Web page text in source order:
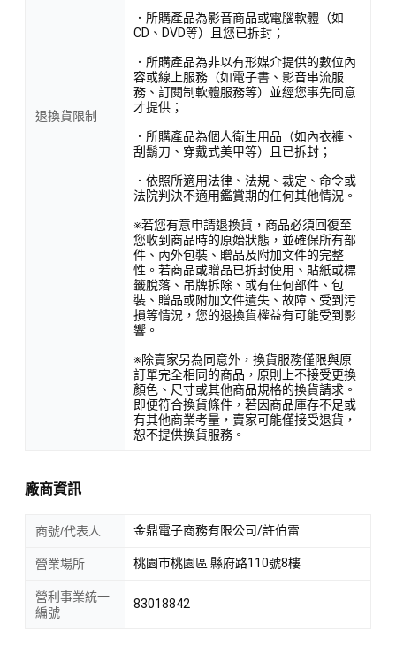
退換貨限制
．所購產品為影音商品或電腦軟體（如
CD、DVD等）且您已拆封；
．所購產品為非以有形媒介提供的數位內
容或線上服務（如電子書、影音串流服
務、訂閱制軟體服務等）並經您事先同意
才提供；
．所購產品為個人衛生用品（如內衣褲、
刮鬍刀、穿戴式美甲等）且已拆封；
．依照所適用法律、法規、裁定、命令或
法院判決不適用鑑賞期的任何其他情況。
※若您有意申請退換貨，商品必須回復至
您收到商品時的原始狀態，並確保所有部
件、內外包裝、贈品及附加文件的完整
性。若商品或贈品已拆封使用、貼紙或標
籤脫落、吊牌拆除、或有任何部件、包
裝、贈品或附加文件遺失、故障、受到污
損等情況，您的退換貨權益有可能受到影
響。
※除賣家另為同意外，換貨服務僅限與原
訂單完全相同的商品，原則上不接受更換
顏色、尺寸或其他商品規格的換貨請求。
即便符合換貨條件，若因商品庫存不足或
有其他商業考量，賣家可能僅接受退貨，
恕不提供換貨服務。
廠商資訊
商號/代表人 金鼎電子商務有限公司/許伯雷
營業場所 桃園市桃園區 縣府路110號8樓
營利事業統一
編號
83018842